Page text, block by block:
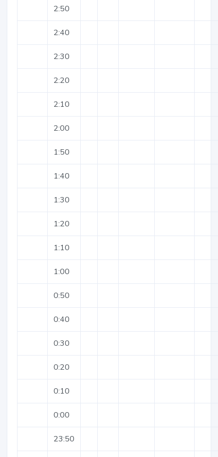
2:50
2:40
2:30
2:20
2:10
2:00
1:50
1:40
1:30
1:20
1:10
1:00
0:50
0:40
0:30
0:20
0:10
0:00
23:50